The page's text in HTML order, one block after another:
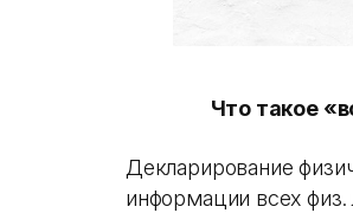
Что такое
Декларирование
информации всех